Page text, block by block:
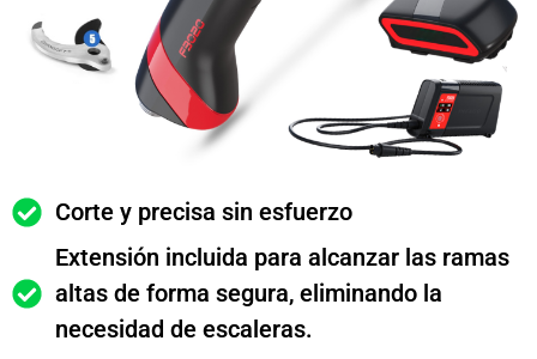
Corte y precisa sin esfuerzo
Extensión incluida para alcanzar las ramas
altas de forma segura, eliminando la
necesidad de escaleras.